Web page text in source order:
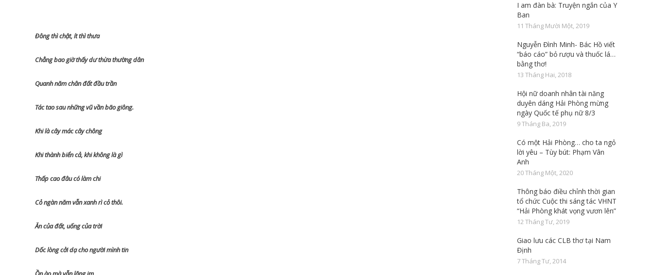
Đông thì chật, ít thì thưa
Chẳng bao giờ thấy dư thừa thường dân
Quanh năm chân đất đầu trần
Tác tao sau những vũ vần bão giông.
Khi là cây mác cây chông
Khi thành biển cả, khi không là gì
Thấp cao đâu có làm chi
Cỏ ngàn năm vẫn xanh rì cỏ thôi.
Ăn của đất, uống của trời
Dốc lòng cởi dạ cho người mình tin
I am đàn bà: Truyện ngắn của Y
Ban
11 Tháng Mười Một, 2019
Nguyễn Đình Minh- Bác Hồ viết
“báo cáo” bỏ rượu và thuốc lá…
bằng thơ!
13 Tháng Hai, 2018
Hội nữ doanh nhân tài năng
duyên dáng Hải Phòng mừng
ngày Quốc tế phụ nữ 8/3
9 Tháng Ba, 2019
Có một Hải Phòng… cho ta ngỏ
lời yêu – Tùy bút: Phạm Vân
Anh
20 Tháng Một, 2020
Thông báo điều chỉnh thời gian
tổ chức Cuộc thi sáng tác VHNT
“Hải Phòng khát vọng vươn lên”
12 Tháng Tư, 2019
Giao lưu các CLB thơ tại Nam
Định
7 Tháng Tư, 2014